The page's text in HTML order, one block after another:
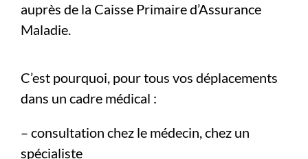
auprès de la Caisse Primaire d’Assurance
Maladie.
C’est pourquoi, pour tous vos déplacements
dans un cadre médical :
– consultation chez le médecin, chez un
spécialiste